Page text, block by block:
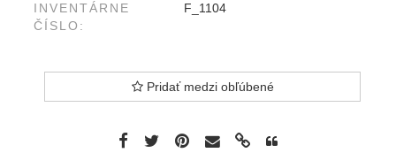
INVENTÁRNE
ČÍSLO:
F_1104
Pridať medzi obľúbené